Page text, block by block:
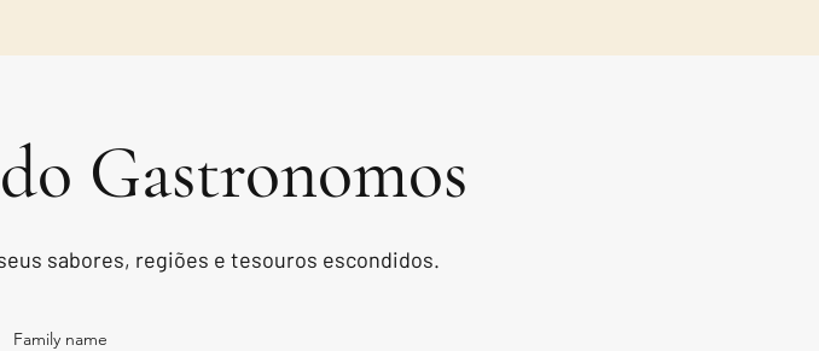
Gastronomos
sabores, regiões e tesouros escondidos.
Family name